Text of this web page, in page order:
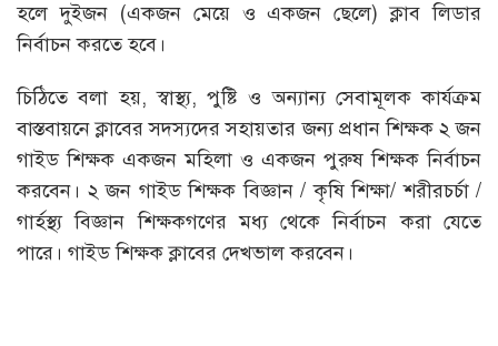
হলে দুইজন (একজন মেয়ে ও একজন ছেলে) ক্লাব লিডার
নির্বাচন করতে হবে।
চিঠিতে বলা হয়, স্বাস্থ্য, পুষ্টি ও অন্যান্য সেবামূলক কার্যক্রম
বাস্তবায়নে ক্লাবের সদস্যদের সহায়তার জন্য প্রধান শিক্ষক ২ জন
গাইড শিক্ষক একজন মহিলা ও একজন পুরুষ শিক্ষক নির্বাচন
করবেন। ২ জন গাইড শিক্ষক বিজ্ঞান / কৃষি শিক্ষা/ শরীরচর্চা /
গার্হস্থ্য বিজ্ঞান শিক্ষকগণের মধ্য থেকে নির্বাচন করা যেতে
পারে। গাইড শিক্ষক ক্লাবের দেখভাল করবেন।